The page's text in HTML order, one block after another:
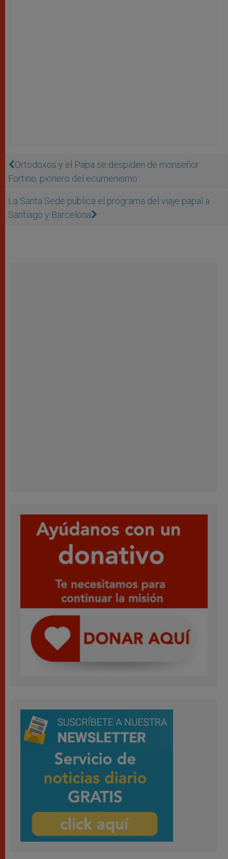
Ortodoxos y el Papa se despiden de monseñor
Fortino, pionero del ecumenismo
La Santa Sede publica el programa del viaje papal a
Santiago y Barcelona